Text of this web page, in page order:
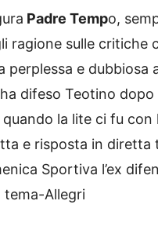
Padre Tempo,
ragione sulle critiche
perplessa e
difeso Teotino
la lite ci fu con
e risposta in diretta
Sportiva l’ex
tema-Allegri